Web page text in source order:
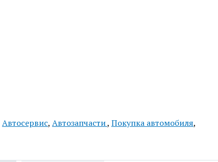
Автосервис, Автозапчасти, Покупка автомобиля,